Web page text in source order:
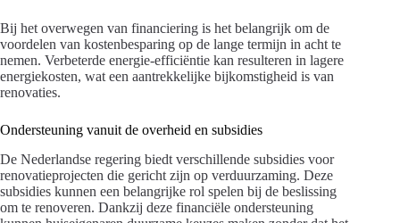
Bij het overwegen van financiering is het belangrijk om de
voordelen van kostenbesparing op de lange termijn in acht te
nemen. Verbeterde energie-efficiëntie kan resulteren in lagere
energiekosten, wat een aantrekkelijke bijkomstigheid is van
renovaties.
Ondersteuning vanuit de overheid en subsidies
De Nederlandse regering biedt verschillende subsidies voor
renovatieprojecten die gericht zijn op verduurzaming. Deze
subsidies kunnen een belangrijke rol spelen bij de beslissing
om te renoveren. Dankzij deze financiële ondersteuning